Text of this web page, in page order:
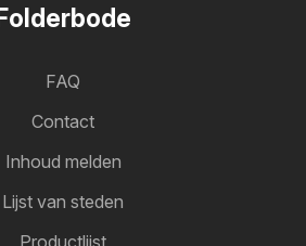
Folderbode
FAQ
Contact
Inhoud melden
Lijst van steden